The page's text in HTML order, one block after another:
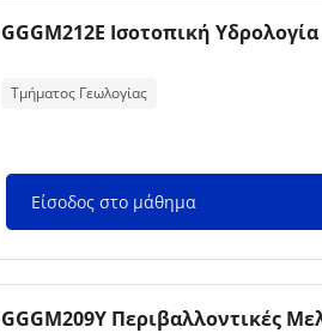
Εικόνα μαθήματος
Όνομα μαθήματος
GGGM212E Ισοτοπική
Τμήματος Γεωλογίας
Είσοδος στο μάθημα
Εικόνα μαθήματος
Όνομα μαθήματος
GGGM209Y Περιβαλλοντικές